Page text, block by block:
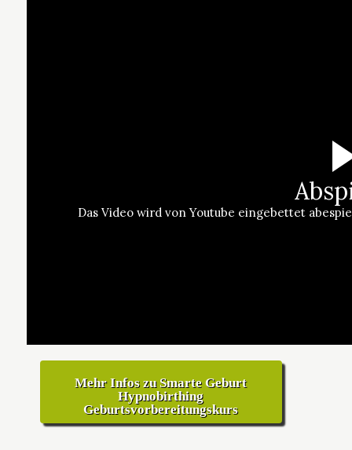
Das Video wird von Youtube eingebettet
Mehr Infos zu Smarte Geburt
Hypnobirthing
Geburtsvorbereitungskurs